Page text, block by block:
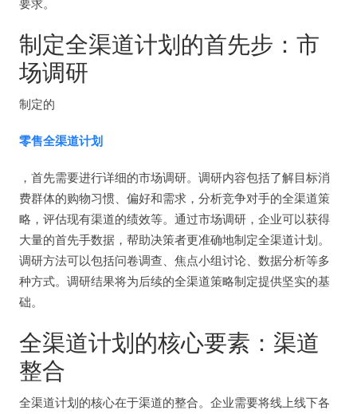
要求。
制定全渠道计划的首先步：市
场调研
制定的
零售全渠道计划
，首先需要进行详细的市场调研。调研内容包括了解目标消
费群体的购物习惯、偏好和需求，分析竞争对手的全渠道策
略，评估现有渠道的绩效等。通过市场调研，企业可以获得
大量的首先手数据，帮助决策者更准确地制定全渠道计划。
调研方法可以包括问卷调查、焦点小组讨论、数据分析等多
种方式。调研结果将为后续的全渠道策略制定提供坚实的基
础。
全渠道计划的核心要素：渠道
整合
全渠道计划的核心在于渠道的整合。企业需要将线上线下各